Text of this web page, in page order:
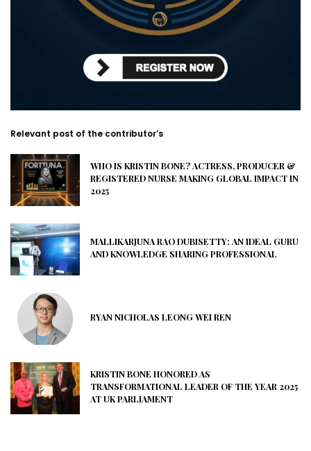
Relevant post of the contributor’s
WHO IS KRISTIN BONE? ACTRESS, PRODUCER &
REGISTERED NURSE MAKING GLOBAL IMPACT IN
2025
MALLIKARJUNA RAO DUBISETTY: AN IDEAL GURU
AND KNOWLEDGE SHARING PROFESSIONAL
RYAN NICHOLAS LEONG WEI REN
KRISTIN BONE HONORED AS
TRANSFORMATIONAL LEADER OF THE YEAR 2025
AT UK PARLIAMENT